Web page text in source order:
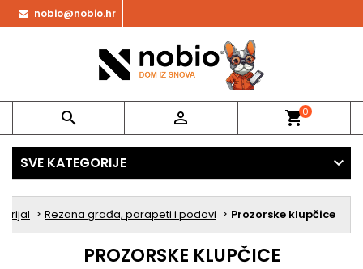
nobio@nobio.hr
  shopping_cart0
SVE KATEGORIJE
Rezana građa, parapeti i podovi Prozorske klupčice
PROZORSKE KLUPČICE